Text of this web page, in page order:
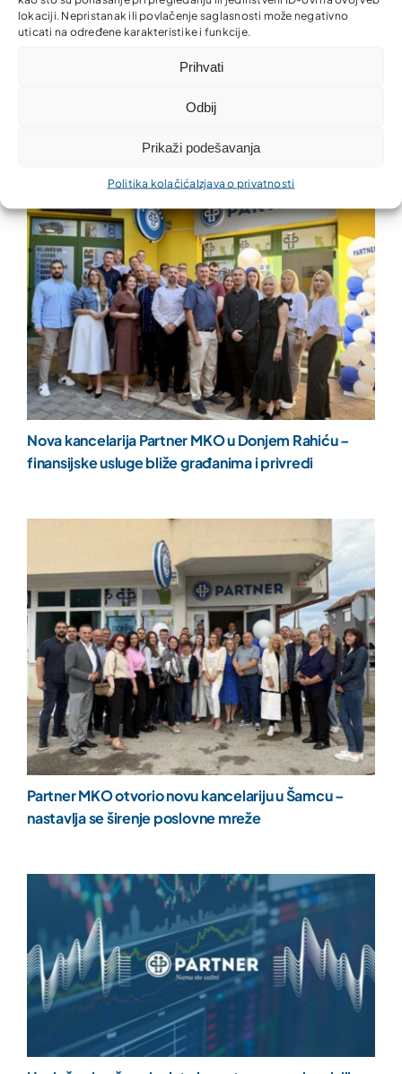
lokaciji. Nepristanak ili povlačenje saglasnosti može negativno
uticati na određene karakteristike i funkcije.
Prihvati
Odbij
Prikaži podešavanja
Politika kolačića Izjava o privatnosti
Nova kancelarija Partner MKO u Donjem Rahiću –
finansijske usluge bliže građanima i privredi
Partner MKO otvorio novu kancelariju u Šamcu –
nastavlja se širenje poslovne mreže